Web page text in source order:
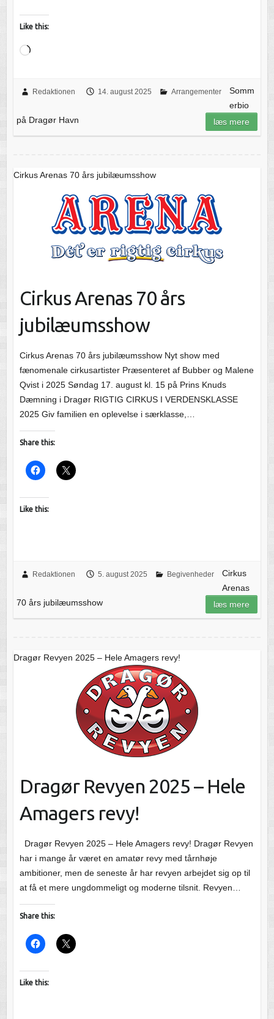
Like this:
Loading…
Redaktionen 14. august 2025 Arrangementer
Somm
erbio
på Dragør Havn
læs mere
Cirkus Arenas 70 års jubilæumsshow
Cirkus Arenas 70 års
jubilæumsshow
Cirkus Arenas 70 års jubilæumsshow Nyt show med
fænomenale cirkusartister Præsenteret af Bubber og Malene
Qvist i 2025 Søndag 17. august kl. 15 på Prins Knuds
Dæmning i Dragør RIGTIG CIRKUS I VERDENSKLASSE
2025 Giv familien en oplevelse i særklasse,…
Share this:
Like this:
Redaktionen 5. august 2025 Begivenheder
Cirkus
Arenas
70 års jubilæumsshow
læs mere
Dragør Revyen 2025 – Hele Amagers revy!
Dragør Revyen 2025 – Hele
Amagers revy!
Dragør Revyen 2025 – Hele Amagers revy! Dragør Revyen
har i mange år været en amatør revy med tårnhøje
ambitioner, men de seneste år har revyen arbejdet sig op til
at få et mere ungdommeligt og moderne tilsnit. Revyen…
Share this:
Like this: